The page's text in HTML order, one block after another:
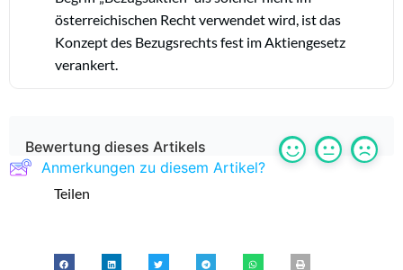
österreichischen Recht verwendet wird, ist das
Konzept des Bezugsrechts fest im Aktiengesetz
verankert.
Bewertung dieses Artikels
Anmerkungen zu diesem Artikel?
Teilen